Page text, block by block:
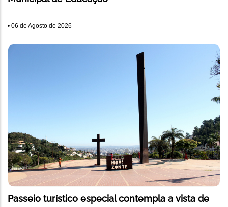
• 06 de Agosto de 2026
Passeio turístico especial contempla a vista de